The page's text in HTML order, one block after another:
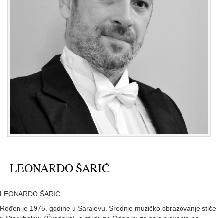
LEONARDO ŠARIĆ
LEONARDO ŠARIĆ
Rođen je 1975. godine u Sarajevu. Srednje muzičko obrazovanje stiče